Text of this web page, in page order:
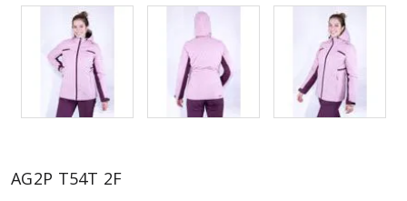
AG2P T54T 2F